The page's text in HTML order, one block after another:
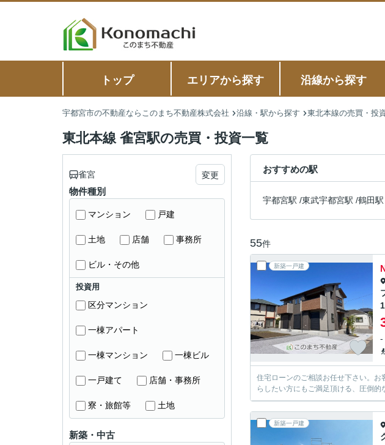
トップ エリアから探す 沿線から探す
宇都宮市の不動産ならこのまち不動産株式会社 沿線・駅から探す 東北本線の売買・投
東北本線 雀宮駅の売買・投資一覧
おすすめの駅
宇都宮駅 /東武宇都宮駅 /鶴田駅
55件
新築一戸建
-
住宅ローンのご相談お任せ下さい。
らしたい方にもご満足頂ける、圧倒的
新築一戸建
雀宮 変更
物件種別
マンション 戸建
土地 店舗 事務所
ビル・その他
投資用
区分マンション
一棟アパート
一棟マンション 一棟ビル
一戸建て 店舗・事務所
寮・旅館等 土地
新築・中古